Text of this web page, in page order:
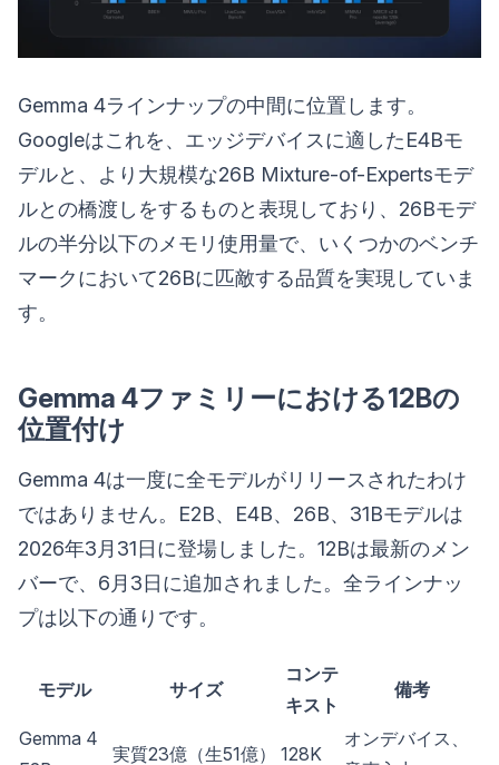
Gemma 4ラインナップの中間に位置します。
Googleはこれを、エッジデバイスに適したE4Bモ
デルと、より大規模な26B Mixture-of-Expertsモデ
ルとの橋渡しをするものと表現しており、26Bモデ
ルの半分以下のメモリ使用量で、いくつかのベンチ
マークにおいて26Bに匹敵する品質を実現していま
す。
Gemma 4ファミリーにおける12Bの
位置付け
Gemma 4は一度に全モデルがリリースされたわけ
ではありません。E2B、E4B、26B、31Bモデルは
2026年3月31日に登場しました。12Bは最新のメン
バーで、6月3日に追加されました。全ラインナッ
プは以下の通りです。
モデル サイズ
コンテ
キスト
備考
Gemma 4
実質23億（生51億） 128K
オンデバイス、